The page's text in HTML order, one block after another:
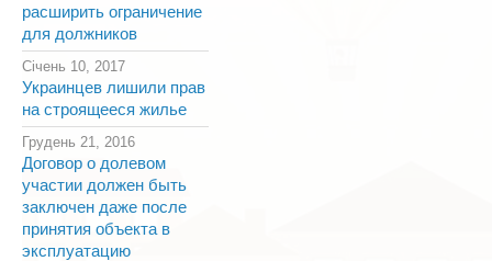
расширить ограничение
для должников
Січень 10, 2017
Украинцев лишили прав
на строящееся жилье
Грудень 21, 2016
Договор о долевом
участии должен быть
заключен даже после
принятия объекта в
эксплуатацию